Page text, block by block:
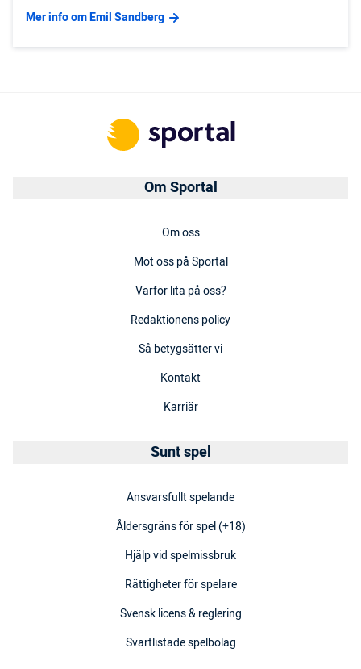
Mer info om Emil Sandberg
Om Sportal
Om oss
Möt oss på Sportal
Varför lita på oss?
Redaktionens policy
Så betygsätter vi
Kontakt
Karriär
Sunt spel
Ansvarsfullt spelande
Åldersgräns för spel (+18)
Hjälp vid spelmissbruk
Rättigheter för spelare
Svensk licens & reglering
Svartlistade spelbolag